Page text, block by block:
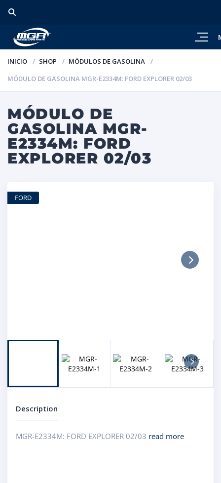
INICIO SHOP
MÓDULOS DE GASOLINA
MÓDULO DE GASOLINA MGR-E2334M: FORD EXPLORER 02/03
MÓDULO DE
GASOLINA MGR-
E2334M: FORD
EXPLORER 02/03
Description
MGR-E2334M: FORD EXPLORER 02/03 read more
FORD